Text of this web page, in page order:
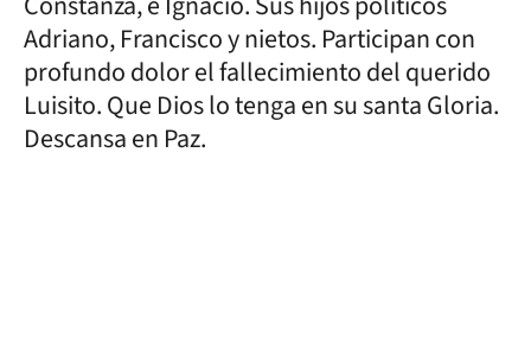
Adriano, Francisco y nietos. Participan con
profundo dolor el fallecimiento del querido
Luisito. Que Dios lo tenga en su santa Gloria.
Descansa en Paz.